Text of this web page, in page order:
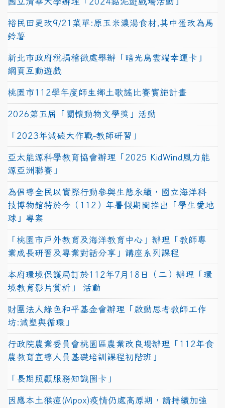
裕民田更改9/21菜單:原玉米濃湯食材,其中蛋改為馬
鈴薯
新北市政府稅捐稽徵處舉辦「暗光鳥雲端幸運卡」
網頁互動遊戲
桃園市112學年度師生鄉土歌謠比賽實施計畫
2026第五屆「關懷動物文學獎」活動
「2023年減碳大作戰-教師研習」
亞太能源科學教育協會辦理「2025 KidWind風力能
源亞洲聯賽」
為倡導全民以實際行動參與生態永續，國立海洋科
技博物館特於今（112）年暑假期間推出「學生愛地
球」專案
「桃園市戶外教育及海洋教育中心」辦理「教師專
業成長研習及專業對話分享」講座系列課程
本府環境保護局訂於112年7月18日（二）辦理「環
境教育影片賞析」 活動
財團法人綠色和平基金會辦理「啟動思考教師工作
坊:減塑與循環」
行政院農業委員會桃園區農業改良場辦理「112年食
農教育宣導人員基礎培訓課程初階班」
「長期照顧服務知識圖卡」
因應本土猴痘(Mpox)疫情仍處高原期，請持續加強